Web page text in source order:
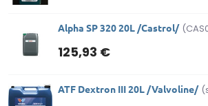
Alpha SP 320 20L /Castrol/
125,93 €
ATF Dextron III 20L /Valvoline/